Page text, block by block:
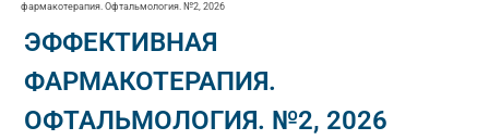
фармакотерапия. Офтальмология. №2, 2026
ЭФФЕКТИВНАЯ
ФАРМАКОТЕРАПИЯ.
ОФТАЛЬМОЛОГИЯ. №2, 2026